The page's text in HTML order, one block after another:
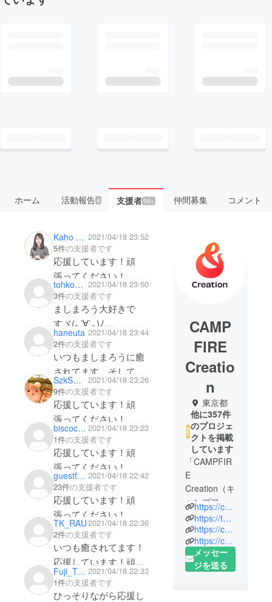
ホーム 活動報告4 支援者99+ 仲間募集 コメント
Kaho Akiyoshi 2021/04/18 23:52
5件の支援者です
応援しています！頑
張ってください！
tohko0919 2021/04/18 23:50
3件の支援者です
ましまろう大好きで
すヾ(｡´∀`｡)ﾉ
宜しくお願い致しま
す。
haneuta 2021/04/18 23:44
2件の支援者です
いつもましまろうに癒
されてます。そして、
励まされています。大
好きです！これからも
応援してます(*´﹀`*)
SzkSmith
2021/04/18 23:26
9件の支援者です
応援しています！頑
張ってください！
biscoctus 2021/04/18 23:23
1件の支援者です
応援しています！頑
張ってください！
guestf4d58276fca4 2021/04/18 22:42
23件の支援者です
応援しています！頑
張ってください！
TK_RAU2021/04/18 22:36
2件の支援者です
いつも癒されてます！
応援しています！頑
張ってください！
Fuji_Touka 2021/04/18 22:33
1件の支援者です
ひっそりながら応援し
CAMP
FIRE
Creatio
n
東京都
他に357件
のプロジェ
クトを掲載
しています
「CAMPFIR
E
Creation（キ
ャンプファ
イヤー クリ
エーショ
ン）」は、
株式会社
CAMPFIRE
https://camp-fire.jp/creation
https://twitter.com/CF_Creation
https://camp-fire.jp/privacy
https://camp-fire.jp/inquiries
メッセー
ジを送る